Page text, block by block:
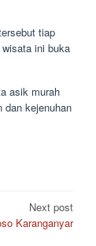
tiap
ini buka
asik murah
dan kejenuhan
Next post
Karanganyar